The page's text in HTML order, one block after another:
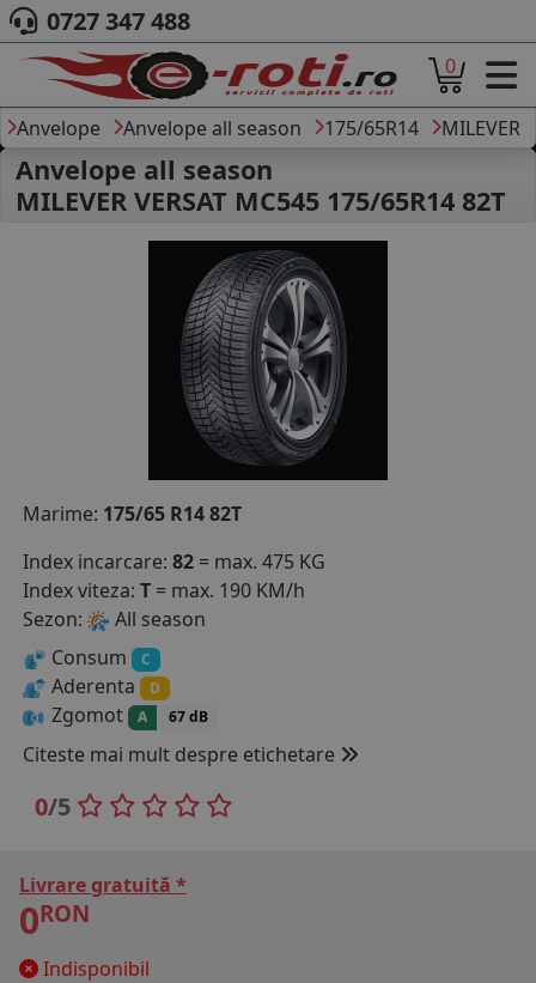
ACASA
DESPRE NOI
ANVELOPE
AUTO
CAMION
MOTO
AGROINDUSTRIALE
CAUTARE DUPA
DIMENSIUNI
PRODUCATORI ANVELOPE
MARCA AUTO
BLOG
B2B - COLABORARE COMPANII
COS ( 0 PRODUSE)
0727 347 488
0
Anvelope Anvelope all season 175/65R14 MILEVER
Anvelope all season
MILEVER VERSAT MC545 175/65R14 82T
Marime: 175/65 R14 82T
Index incarcare: 82 = max. 475 KG
Index viteza: T = max. 190 KM/h
Sezon:
All season
Consum
C
Aderenta D
Zgomot A 67 dB
Citeste mai mult despre etichetare
0/5
Livrare gratuită *
0RON
Indisponibil